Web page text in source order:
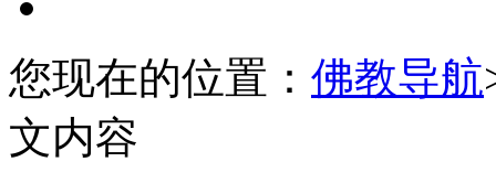
您现在的位置： 佛教导航
文内容